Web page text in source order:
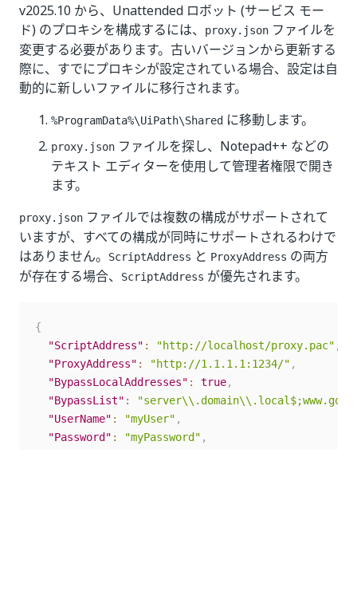
v2025.10 から、Unattended ロボット (サービス モー
ド) のプロキシを構成するには、
proxy.json ファイルを
変更する必要があります。古いバージョンから更新する
際に、すでにプロキシが設定されている場合、設定は自
動的に新しいファイルに移行されます。
%ProgramData%\UiPath\Shared に移動します。
proxy.json ファイルを探し、Notepad++ などの
テキスト エディターを使用して管理者権限で開き
ます。
proxy.json ファイルでは複数の構成がサポートされて
いますが、すべての構成が同時にサポートされるわけで
はありません。
ScriptAddress と ProxyAddress の両方
が存在する場合、
ScriptAddress が優先されます。
{
"ScriptAddress" : "http://localhost/proxy.pac" ,
"ProxyAddress" : "http://1.1.1.1:1234/" ,
"BypassLocalAddresses" : true,
"BypassList" :
"UserName" : "myUser" ,
"Password" : "myPassword" ,